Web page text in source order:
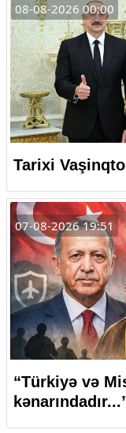
08-08-2026 00:00
Tarixi
07-08-2026 19:51
“Türkiyə və